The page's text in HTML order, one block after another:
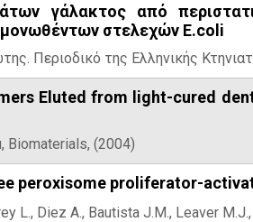
γάλακτος από
στελεχών E.coli
Περιοδικό της Ελληνικής
Eluted from light-cured
Biomaterials, (2004)
peroxisome proliferator-
L., Diez A., Bautista J.M., Leaver M.J.,